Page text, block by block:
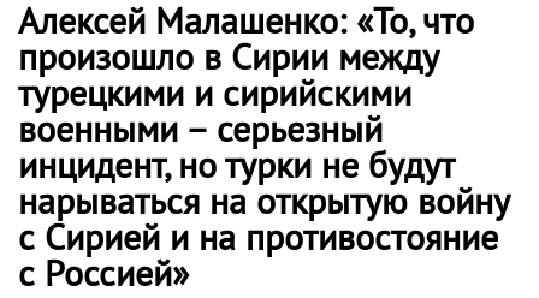
Алексей Малашенко: «То, что
произошло в Сирии между
турецкими и сирийскими
военными – серьезный
инцидент, но турки не будут
нарываться на открытую войну
с Сирией и на противостояние
с Россией»